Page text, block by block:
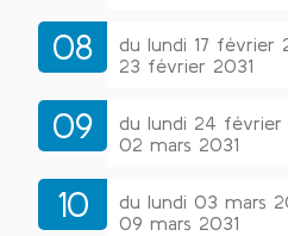
08
du lundi 17 février
23 février 2031
09
du lundi 24 février
02 mars 2031
10
du lundi 03 mars
09 mars 2031